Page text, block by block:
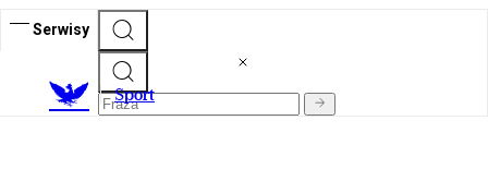
Serwisy
Sport